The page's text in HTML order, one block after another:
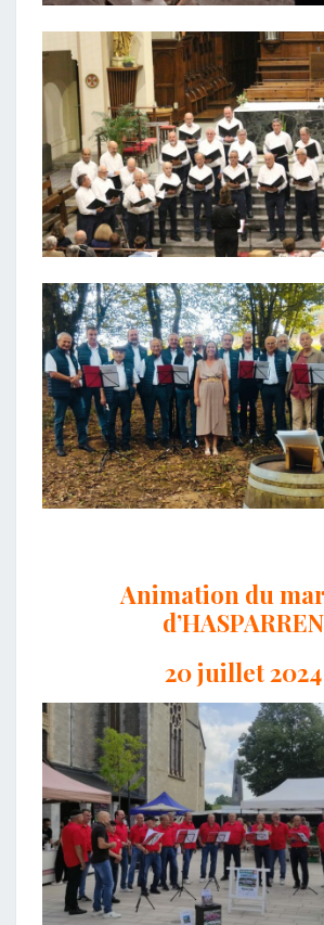
Animation du
d’HASPARREN
20 juillet 2024